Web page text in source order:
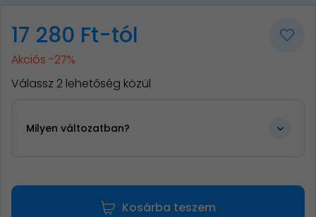
17 280 Ft-tól
Akciós -27%
Válassz 2 lehetőség közül
Milyen változatban?
Kosárba teszem